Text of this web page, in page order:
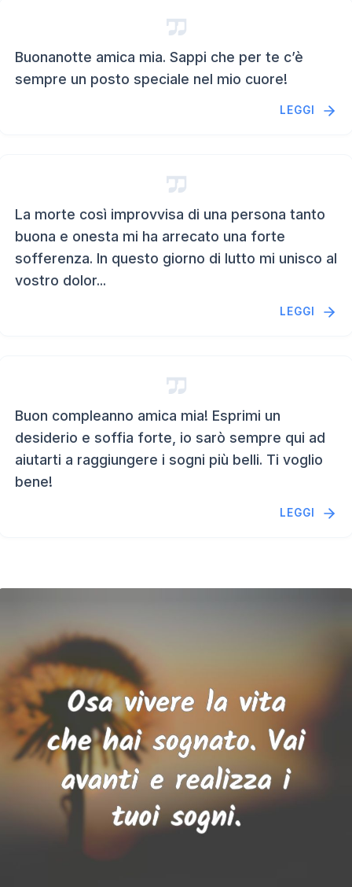
Buonanotte amica mia. Sappi che per te c’è
sempre un posto speciale nel mio cuore!
LEGGI
La morte così improvvisa di una persona tanto
buona e onesta mi ha arrecato una forte
sofferenza. In questo giorno di lutto mi unisco al
vostro dolor...
LEGGI
Buon compleanno amica mia! Esprimi un
desiderio e soffia forte, io sarò sempre qui ad
aiutarti a raggiungere i sogni più belli. Ti voglio
bene!
LEGGI